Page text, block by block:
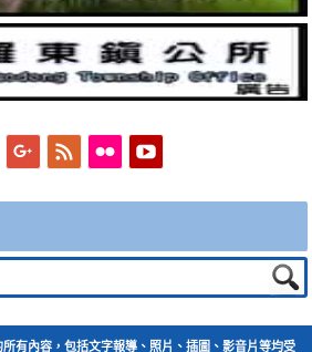
FacebookGoogleplus
Feed Flickr
所有內容，包括文字報導、照片、插圖、影音片等均受